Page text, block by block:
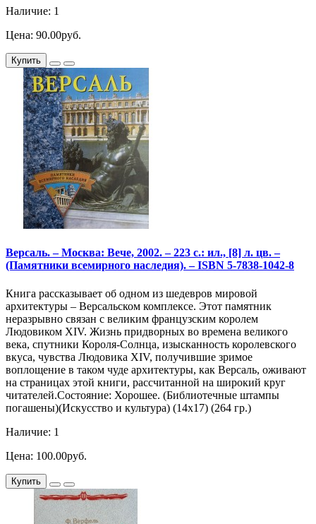
Наличие: 1
Цена: 90.00руб.
Купить
Версаль. – Москва: Вече, 2002. – 223 с.: ил., [8] л. цв. –
(Памятники всемирного наследия). – ISBN 5-7838-1042-8
Книга рассказывает об одном из шедевров мировой
архитектуры – Версальском комплексе. Этот памятник
неразрывно связан с великим французским королем
Людовиком XIV. Жизнь придворных во времена великого
века, спутники Короля-Солнца, изысканность королевского
вкуса, чувства Людовика XIV, получившие зримое
воплощение в таком чуде архитектуры, как Версаль, оживают
на страницах этой книги, рассчитанной на широкий круг
читателей.Состояние: Хорошее. (Библиотечные штампы
погашены)(Искусство и культура) (14х17) (264 гр.)
Наличие: 1
Цена: 100.00руб.
Купить